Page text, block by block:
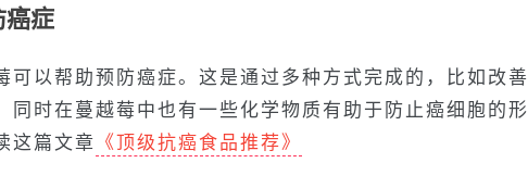
癌症
可以帮助预防癌症。这是通过多种方式完成的，比如改善
同时在蔓越莓中也有一些化学物质有助于防止癌细胞的形
这篇文章 《顶级抗癌食品推荐》